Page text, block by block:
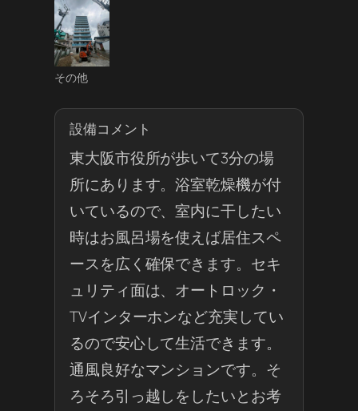
その他
設備コメント
東大阪市役所が歩いて3分の場
所にあります。浴室乾燥機が付
いているので、室内に干したい
時はお風呂場を使えば居住スペ
ースを広く確保できます。セキ
ュリティ面は、オートロック・
TVインターホンなど充実してい
るので安心して生活できます。
通風良好なマンションです。そ
ろそろ引っ越しをしたいとお考